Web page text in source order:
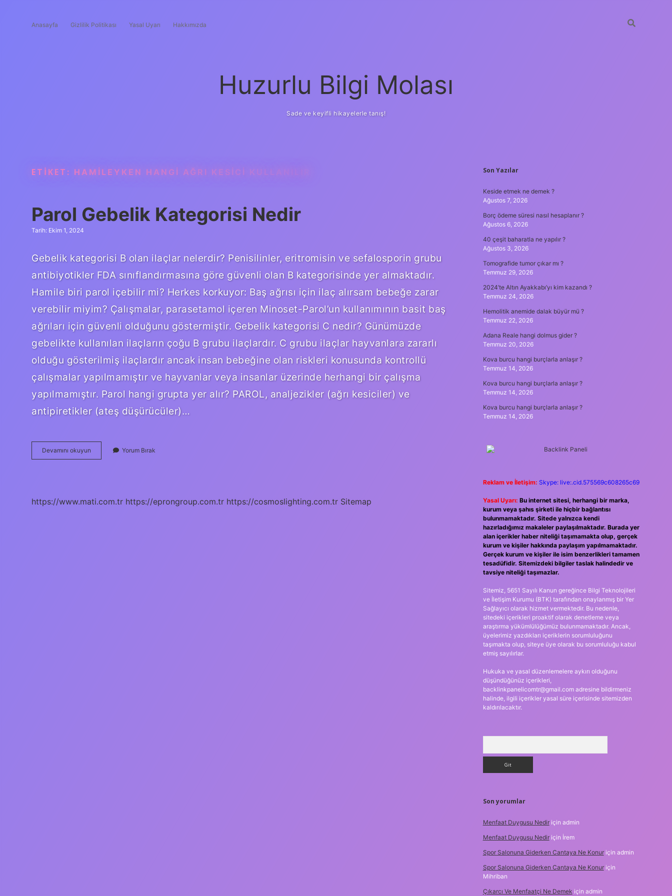
Anasayfa Gizlilik Politikası Yasal Uyarı Hakkımızda
Huzurlu Bilgi Molası
Sade ve keyifli hikayelerle tanış!
ETIKET: HAMILEYKEN HANGI AĞRI KESICI KULLANILIR
Parol Gebelik Kategorisi Nedir
Tarih: Ekim 1, 2024
Gebelik kategorisi B olan ilaçlar nelerdir? Penisilinler, eritromisin ve sefalosporin grubu
antibiyotikler FDA sınıflandırmasına göre güvenli olan B kategorisinde yer almaktadır.
Hamile biri parol içebilir mi? Herkes korkuyor: Baş ağrısı için ilaç alırsam bebeğe zarar
verebilir miyim? Çalışmalar, parasetamol içeren Minoset-Parol’un kullanımının basit baş
ağrıları için güvenli olduğunu göstermiştir. Gebelik kategorisi C nedir? Günümüzde
gebelikte kullanılan ilaçların çoğu B grubu ilaçlardır. C grubu ilaçlar hayvanlara zararlı
olduğu gösterilmiş ilaçlardır ancak insan bebeğine olan riskleri konusunda kontrollü
çalışmalar yapılmamıştır ve hayvanlar veya insanlar üzerinde herhangi bir çalışma
yapılmamıştır. Parol hangi grupta yer alır? PAROL, analjezikler (ağrı kesiciler) ve
antipiretikler (ateş düşürücüler)…
Devamını okuyun
Gebelik
Yorum Bırak
https://www.mati.com.tr https://eprongroup.com.tr https://cosmoslighting.com.tr Sitemap
SIDEBAR
Son Yazılar
Keside etmek ne demek ?
Ağustos 7, 2026
Borç ödeme süresi nasıl hesaplanır ?
Ağustos 6, 2026
40 çeşit baharatla ne yapılır ?
Ağustos 3, 2026
Tomografide tumor çıkar mı ?
Temmuz 29, 2026
2024’te Altın Ayakkabı’yı kim kazandı ?
Temmuz 24, 2026
Hemolitik anemide dalak büyür mü ?
Temmuz 22, 2026
Adana Reale hangi dolmus gider ?
Temmuz 20, 2026
Kova burcu hangi burçlarla anlaşır ?
Temmuz 14, 2026
Kova burcu hangi burçlarla anlaşır ?
Temmuz 14, 2026
Kova burcu hangi burçlarla anlaşır ?
Temmuz 14, 2026
Reklam ve İletişim: Skype: live:.cid.575569c608265c69
Yasal Uyarı: Bu internet sitesi, herhangi bir marka,
kurum veya şahıs şirketi ile hiçbir bağlantısı
bulunmamaktadır. Sitede yalnızca kendi
hazırladığımız makaleler paylaşılmaktadır. Burada yer
alan içerikler haber niteliği taşımamakta olup, gerçek
kurum ve kişiler hakkında paylaşım yapılmamaktadır.
Gerçek kurum ve kişiler ile isim benzerlikleri tamamen
tesadüfidir. Sitemizdeki bilgiler taslak halindedir ve
tavsiye niteliği taşımazlar.
Sitemiz, 5651 Sayılı Kanun gereğince Bilgi Teknolojileri
ve İletişim Kurumu (BTK) tarafından onaylanmış bir Yer
Sağlayıcı olarak hizmet vermektedir. Bu nedenle,
sitedeki içerikleri proaktif olarak denetleme veya
araştırma yükümlülüğümüz bulunmamaktadır. Ancak,
üyelerimiz yazdıkları içeriklerin sorumluluğunu
taşımakta olup, siteye üye olarak bu sorumluluğu kabul
etmiş sayılırlar.
Hukuka ve yasal düzenlemelere aykırı olduğunu
düşündüğünüz içerikleri,
backlinkpanelicomtr@gmail.comadresine bildirmeniz
halinde, ilgili içerikler yasal süre içerisinde sitemizden
kaldırılacaktır.
Son yorumlar
Menfaat Duygusu Nediriçin admin
Menfaat Duygusu Nediriçin İrem
Spor Salonuna Giderken Cantaya Ne Konuriçin admin
Spor Salonuna Giderken Cantaya Ne Konuriçin
Mihriban
Çıkarcı Ve Menfaatçi Ne Demek için admin